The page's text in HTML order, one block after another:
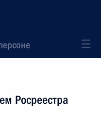
Росреестра